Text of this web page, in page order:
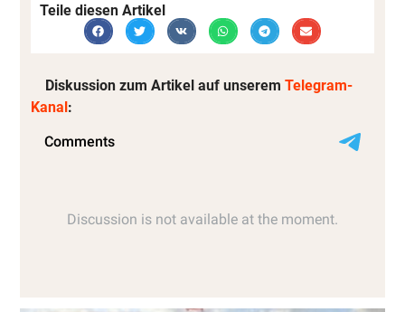
Teile diesen Artikel
Diskussion zum Artikel auf unserem Telegram-
Kanal: